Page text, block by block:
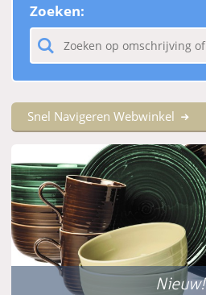
Zoeken:
Snel Navigeren Webwinkel
Nieuw!